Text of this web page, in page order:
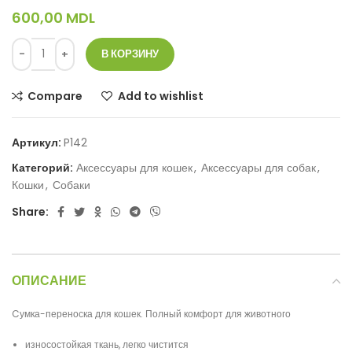
600,00 MDL
В КОРЗИНУ
Compare Add to wishlist
Артикул: P142
Категорий: Аксессуары для кошек, Аксессуары для собак,
Кошки, Собаки
Share:
ОПИСАНИЕ
Cумка-переноска для кошек. Полный комфорт для животного
износостойкая ткань, легко чистится